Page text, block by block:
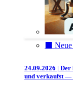
⬛️
24.09.2026 |
und verkaufst —